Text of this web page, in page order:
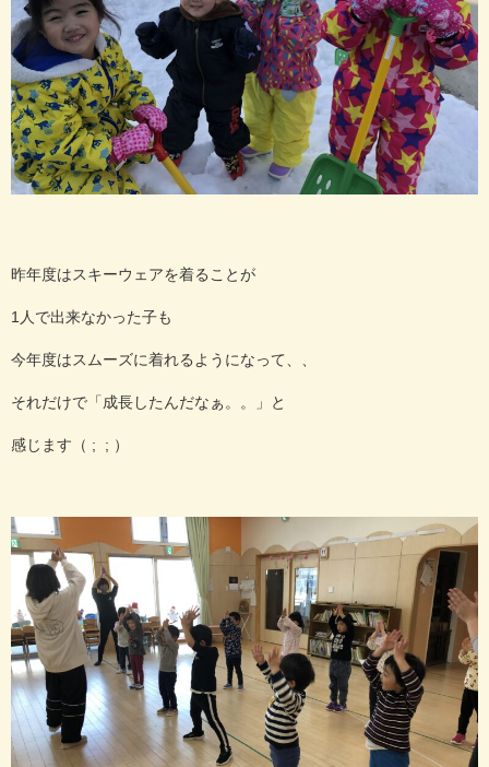
昨年度はスキーウェアを着ることが
1人で出来なかった子も
今年度はスムーズに着れるようになって、、
それだけで「成長したんだなぁ。。」と
感じます（ ; ; ）